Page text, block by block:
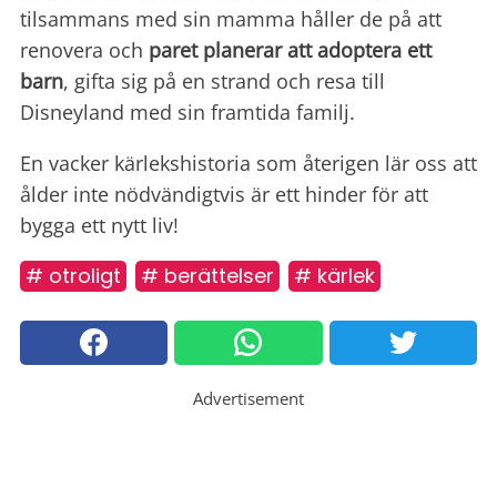
tilsammans med sin mamma håller de på att
renovera och paret planerar att adoptera ett
barn, gifta sig på en strand och resa till
Disneyland med sin framtida familj.
En vacker kärlekshistoria som återigen lär oss att
ålder inte nödvändigtvis är ett hinder för att
bygga ett nytt liv!
# otroligt # berättelser # kärlek
Advertisement